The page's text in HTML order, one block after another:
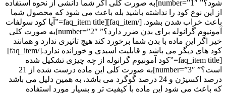
شود؟” number=”1″]به صورت کلی اگر شما دانشی از نحوه استفاده
از این نوع کود را نداشته باشید بله باعث می شود که محصول شما
باعث خراب شدن بشود. [/faq_item][faq_item title=”آیا کود سولفات
آمونیوم گرانوله برای بدن ضرر دارد؟” number=”2″]به صورت کلی
خیر اگر این ماده با بدن شما برخورد کند هیچ تاثیری ندارد و همانند
کود های دیگر می باشد و قابلیت اسیدی و خورانده ندارد.[/faq_item]
[faq_item title=”کود آمونیوم گرانوله از چه چیزی تشکیل شده
است؟” number=”3″]به صورت کلی این ماده درست شده از 21
درصد اکسیژن و 24 درصد گوگرد می باشد، به همین دلیل می باشد
که باعث می شود این ماده با کیفیت تر و بسیار مورد استفاده